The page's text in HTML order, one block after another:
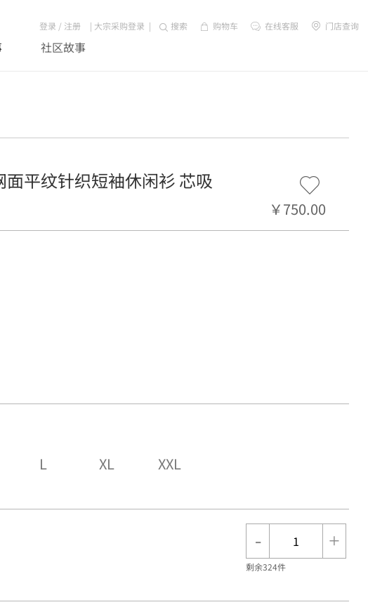
登录 / 注册 | 大宗采购登录 | 搜索 购物车 在线客服 门店查询
社区故事
平纹针织短袖休闲衫 芯吸
￥750.00
L XL XXL
- +
剩余324件